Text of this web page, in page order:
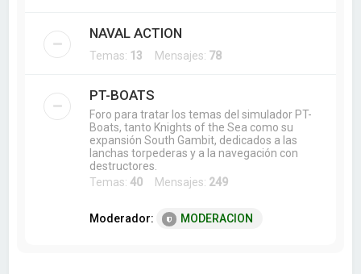
NAVAL ACTION
Temas: 13 Mensajes: 78
PT-BOATS
Foro para tratar los temas del simulador PT-
Boats, tanto Knights of the Sea como su
expansión South Gambit, dedicados a las
lanchas torpederas y a la navegación con
destructores.
Temas:40 Mensajes: 249
Moderador: MODERACION